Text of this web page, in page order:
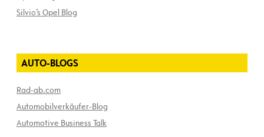
Silvio’s Opel Blog
AUTO-BLOGS
Rad-ab.com
Automobilverkäufer-Blog
Automotive Business Talk